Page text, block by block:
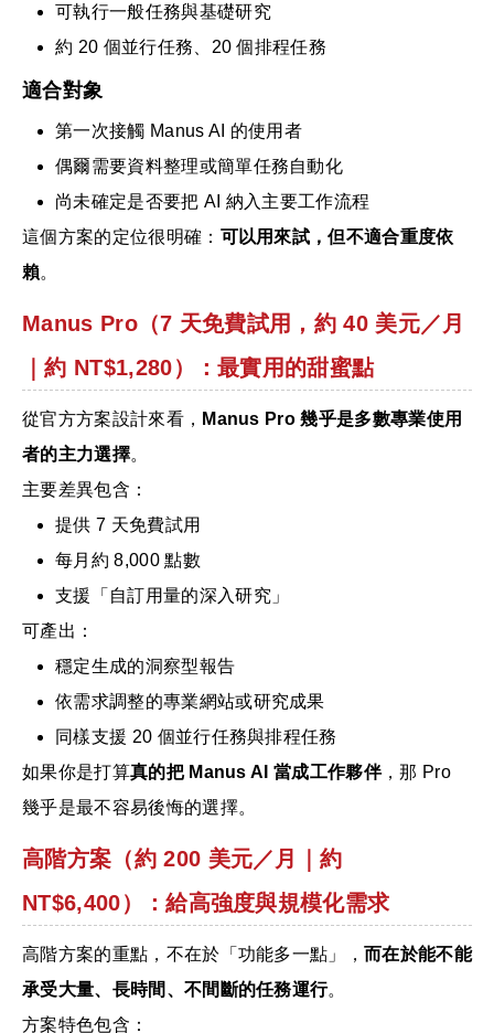
可執行一般任務與基礎研究
約 20 個並行任務、20 個排程任務
適合對象
第一次接觸 Manus AI 的使用者
偶爾需要資料整理或簡單任務自動化
尚未確定是否要把 AI 納入主要工作流程
這個方案的定位很明確： 可以用來試，但不適合重度依
賴。
Manus Pro（7 天免費試用，約 40 美元／月
｜約 NT$1,280）：最實用的甜蜜點
從官方方案設計來看， Manus Pro 幾乎是多數專業使用
者的主力選擇。
主要差異包含：
提供 7 天免費試用
每月約 8,000 點數
支援「自訂用量的深入研究」
可產出：
穩定生成的洞察型報告
依需求調整的專業網站或研究成果
同樣支援 20 個並行任務與排程任務
如果你是打算真的把 Manus AI 當成工作夥伴，那 Pro
幾乎是最不容易後悔的選擇。
高階方案（約 200 美元／月｜約
NT$6,400）：給高強度與規模化需求
高階方案的重點，不在於「功能多一點」，而在於能不能
承受大量、長時間、不間斷的任務運行。
方案特色包含：